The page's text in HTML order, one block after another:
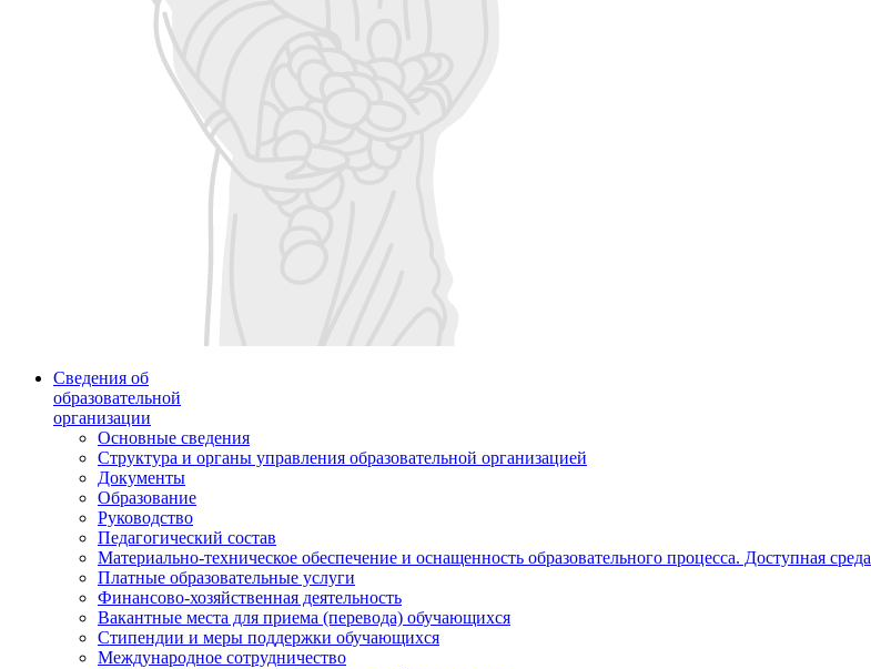
Сведения об
образовательной
организации
Основные сведения
Структура и органы управления образовательной организацией
Документы
Образование
Руководство
Педагогический состав
Материально-техническое обеспечение и оснащенность образовательного процесса. Доступная среда
Платные образовательные услуги
Финансово-хозяйственная деятельность
Вакантные места для приема (перевода) обучающихся
Стипендии и меры поддержки обучающихся
Международное сотрудничество